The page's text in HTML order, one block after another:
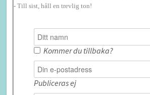
- Till sist, håll en trevlig ton!
Kommer du tillbaka?
Publiceras ej